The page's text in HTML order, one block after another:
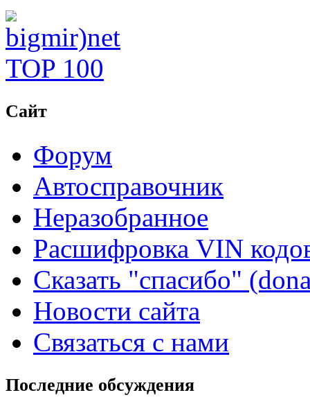
Сайт
Форум
Автосправочник
Неразобранное
Расшифровка VIN
Сказать "спасибо"
Новости сайта
Связаться с нами
Последние обсуждения